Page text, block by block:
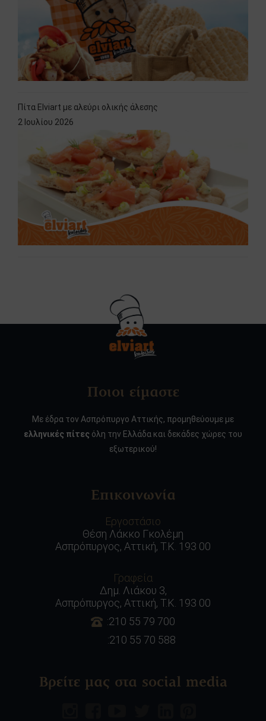
Πίτα Elviart με αλεύρι ολικής άλεσης
2 Ιουλίου 2026
Ποιοι είμαστε
Με έδρα τον Ασπρόπυργο Αττικής, προμηθεύουμε με
ελληνικές πίτες όλη την Ελλάδα και δεκάδες χώρες του
εξωτερικού!
Επικοινωνία
Εργοστάσιο
Θέση Λάκκο Γκολέμη
Ασπρόπυργος, Αττική, Τ.Κ. 193 00
Γραφεία
Δημ. Λιάκου 3,
Ασπρόπυργος, Αττική, Τ.Κ. 193 00
:210 55 79 700
:210 55 70 588
Βρείτε μας στα social media